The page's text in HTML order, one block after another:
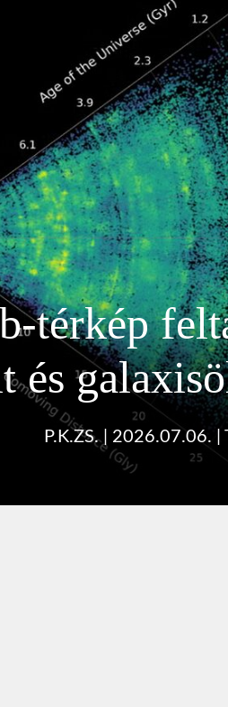
térkép
és
P.K.ZS.| 2026.07.06.